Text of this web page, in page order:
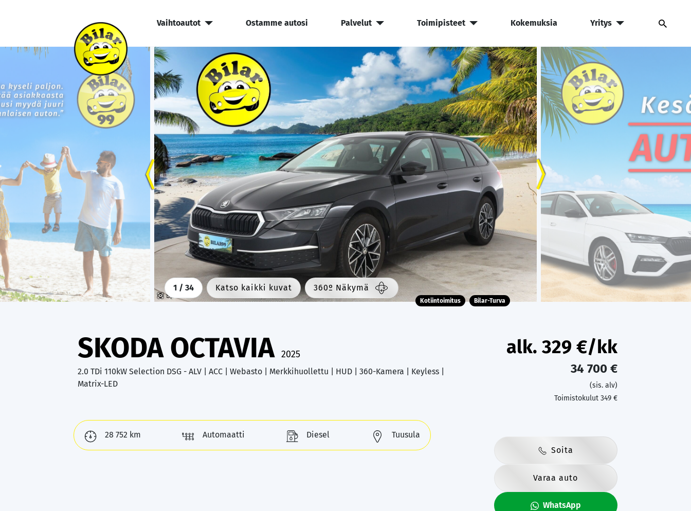
Vaihtoautot Ostamme autosi Palvelut Toimipisteet Kokemuksia Yritys
1 / 34 Katso kaikki kuvat 360º Näkymä
Kotiintoimitus Bilar-Turva
SKODA OCTAVIA 2025
2.0 TDi 110kW Selection DSG - ALV | ACC | Webasto | Merkkihuollettu | HUD | 360-Kamera | Keyless |
Matrix-LED
alk. 329 €/kk
34 700 €
(sis. alv)
Toimistokulut 349 €
28 752 km Automaatti Diesel
Tuusula
Soita
Varaa auto
WhatsApp